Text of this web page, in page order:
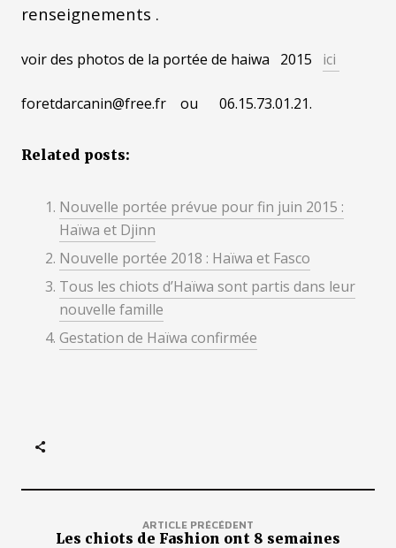
renseignements .
voir des photos de la portée de haiwa 2015 ici
foretdarcanin@free.fr ou 06.15.73.01.21.
Related posts:
Nouvelle portée prévue pour fin juin 2015 :
Haïwa et Djinn
Nouvelle portée 2018 : Haïwa et Fasco
Tous les chiots d’Haïwa sont partis dans leur
nouvelle famille
Gestation de Haïwa confirmée
ARTICLE PRÉCÉDENT
Les chiots de Fashion ont 8 semaines